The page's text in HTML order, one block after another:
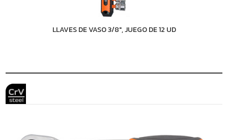
LLAVES DE VASO 3/8", JUEGO DE 12 UD